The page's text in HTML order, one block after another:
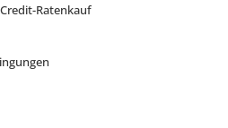
Ratenkauf